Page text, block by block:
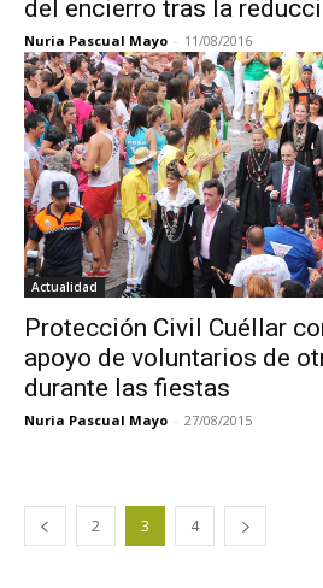
del encierro tras la
Nuria Pascual Mayo - 11/08/2016
Actualidad
Protección Civil Cuéllar
apoyo de voluntarios de
durante las fiestas
Nuria Pascual Mayo - 27/08/2015
2 3 4